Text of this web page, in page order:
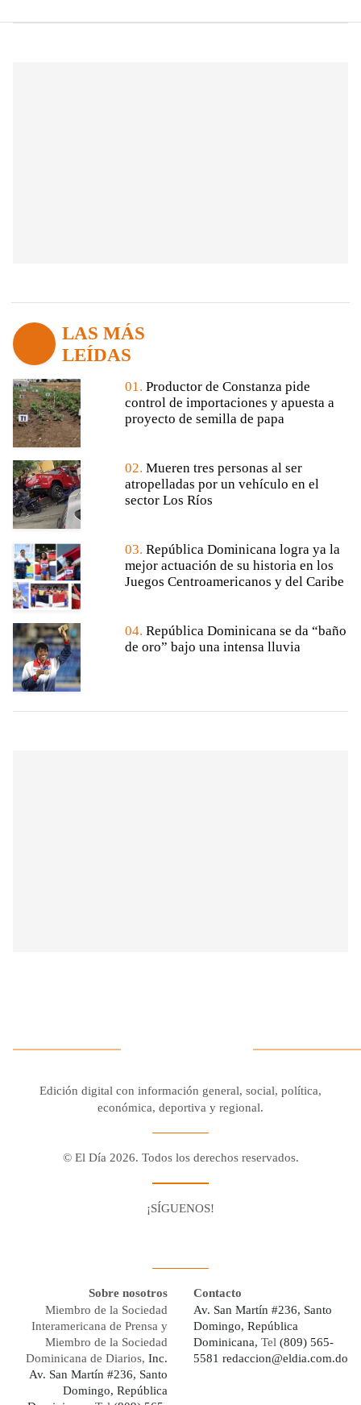
LAS MÁS
LEÍDAS
01. Productor de Constanza pide
control de importaciones y apuesta a
proyecto de semilla de papa
02. Mueren tres personas al ser
atropelladas por un vehículo en el
sector Los Ríos
03. República Dominicana logra ya la
mejor actuación de su historia en los
Juegos Centroamericanos y del Caribe
04. República Dominicana se da “baño
de oro” bajo una intensa lluvia
Edición digital con información general, social, política,
económica, deportiva y regional.
© El Día 2026. Todos los derechos reservados.
¡SÍGUENOS!
Sobre nosotros
Miembro de la Sociedad
Interamericana de Prensa y
Miembro de la Sociedad
Dominicana de Diarios, Inc.
Av. San Martín #236, Santo
Domingo, República
Contacto
Av. San Martín #236, Santo
Domingo, República
Dominicana, Tel (809) 565-
5581 redaccion@eldia.com.do